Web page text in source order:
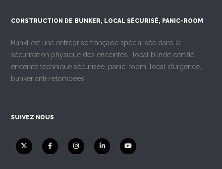
CONSTRUCTION DE BUNKER, LOCAL SÉCURISÉ, PANIC-ROOM
Bünkl est une entreprise française spécialisée dans la
sécurisation physique des enceintes : local blindé certifié,
enceinte technique sécurisée, panic-room, local d’urgence,
bunker anti-retombées.
SUIVEZ NOUS